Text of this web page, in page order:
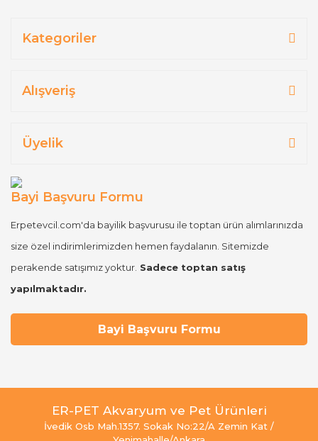
Kategoriler
Alışveriş
Üyelik
Bayi Başvuru Formu
Erpetevcil.com'da bayilik başvurusu ile toptan ürün alımlarınızda
size özel indirimlerimizden hemen faydalanın. Sitemizde
perakende satışımız yoktur. Sadece toptan satış
yapılmaktadır.
Bayi Başvuru Formu
ER-PET Akvaryum ve Pet Ürünleri
İvedik Osb Mah.1357. Sokak No:22/A Zemin Kat /